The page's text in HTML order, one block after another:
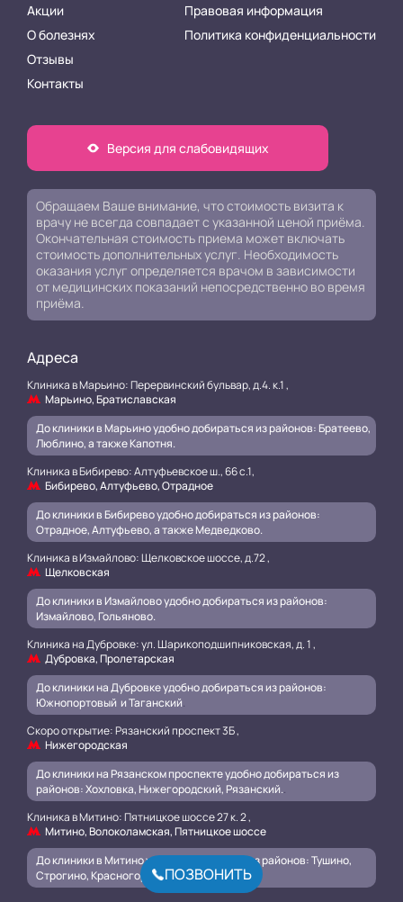
Акции
О болезнях
Отзывы
Контакты
Правовая информация
Политика конфиденциальности
Версия для слабовидящих
Обращаем Ваше внимание, что стоимость визита к
врачу не всегда совпадает с указанной ценой приёма.
Окончательная стоимость приема может включать
стоимость дополнительных услуг. Необходимость
оказания услуг определяется врачом в зависимости
от медицинских показаний непосредственно во время
приёма.
Адреса
Клиника в Марьино: Перервинский бульвар, д.4. к.1 ,
Марьино, Братиславская
До клиники в Марьино удобно добираться из районов: Братеево,
Люблино, а также Капотня.
Клиника в Бибирево: Алтуфьевское ш., 66 с.1,
Бибирево, Алтуфьево, Отрадное
До клиники в Бибирево удобно добираться из районов:
Отрадное, Алтуфьево, а также Медведково.
Клиника в Измайлово: Щелковское шоссе, д.72 ,
Щелковская
До клиники в Измайлово удобно добираться из районов:
Измайлово, Гольяново.
Клиника на Дубровке: ул. Шарикоподшипниковская, д. 1 ,
Дубровка, Пролетарская
До клиники на Дубровке удобно добираться из районов:
Южнопортовый и Таганский.
Скоро открытие: Рязанский проспект 3Б ,
Нижегородская
До клиники на Рязанском проспекте удобно добираться из
районов: Хохловка, Нижегородский, Рязанский..
Клиника в Митино: Пятницкое шоссе 27 к. 2 ,
Митино, Волоколамская, Пятницкое шоссе
До клиники в Митино удобно добираться из районов: Тушино,
Строгино, Красногорск. ПОЗВОНИТЬ